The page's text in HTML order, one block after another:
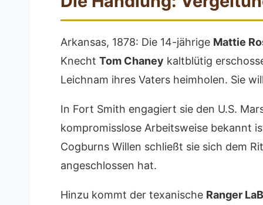
Arkansas, 1878: Die 14-jährige Mattie
Knecht Tom Chaney kaltblütig
Leichnam ihres Vaters heimholen. Sie
In Fort Smith engagiert sie den U.S.
kompromisslose Arbeitsweise bekannt
Cogburns Willen schließt sie sich dem
angeschlossen hat.
Hinzu kommt der texanische Ranger